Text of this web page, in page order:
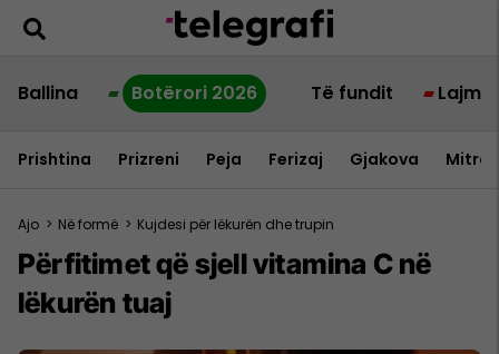
Ballina Botërori 2026 Të fundit Lajme
Prishtina Prizreni Peja Ferizaj Gjakova
Ajo > Në formë > Kujdesi për lëkurën dhe trupin
Përfitimet që sjell vitamina C në
lëkurën tuaj